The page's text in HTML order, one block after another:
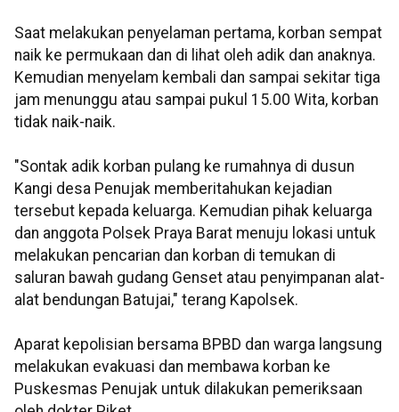
Saat melakukan penyelaman pertama, korban sempat
naik ke permukaan dan di lihat oleh adik dan anaknya.
Kemudian menyelam kembali dan sampai sekitar tiga
jam menunggu atau sampai pukul 15.00 Wita, korban
tidak naik-naik.
"Sontak adik korban pulang ke rumahnya di dusun
Kangi desa Penujak memberitahukan kejadian
tersebut kepada keluarga. Kemudian pihak keluarga
dan anggota Polsek Praya Barat menuju lokasi untuk
melakukan pencarian dan korban di temukan di
saluran bawah gudang Genset atau penyimpanan alat-
alat bendungan Batujai," terang Kapolsek.
Aparat kepolisian bersama BPBD dan warga langsung
melakukan evakuasi dan membawa korban ke
Puskesmas Penujak untuk dilakukan pemeriksaan